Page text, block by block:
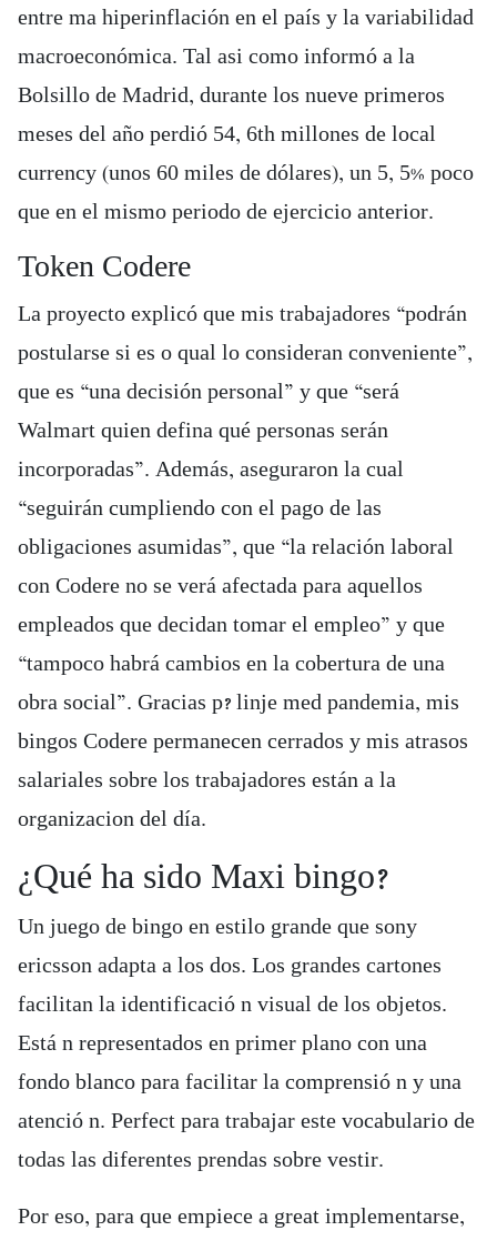
entre ma hiperinflación en el país y la variabilidad
macroeconómica. Tal asi como informó a la
Bolsillo de Madrid, durante los nueve primeros
meses del año perdió 54, 6th millones de local
currency (unos 60 miles de dólares), un 5, 5% poco
que en el mismo periodo de ejercicio anterior.
Token Codere
La proyecto explicó que mis trabajadores “podrán
postularse si es o qual lo consideran conveniente”,
que es “una decisión personal” y que “será
Walmart quien defina qué personas serán
incorporadas”. Además, aseguraron la cual
“seguirán cumpliendo con el pago de las
obligaciones asumidas”, que “la relación laboral
con Codere no se verá afectada para aquellos
empleados que decidan tomar el empleo” y que
“tampoco habrá cambios en la cobertura de una
obra social”. Gracias p? linje med pandemia, mis
bingos Codere permanecen cerrados y mis atrasos
salariales sobre los trabajadores están a la
organizacion del día.
¿Qué ha sido Maxi bingo?
Un juego de bingo en estilo grande que sony
ericsson adapta a los dos. Los grandes cartones
facilitan la identificació n visual de los objetos.
Está n representados en primer plano con una
fondo blanco para facilitar la comprensió n y una
atenció n. Perfect para trabajar este vocabulario de
todas las diferentes prendas sobre vestir.
Por eso, para que empiece a great implementarse,